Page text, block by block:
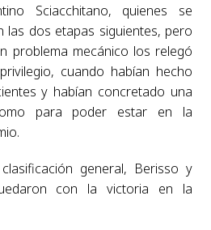
Sciacchitano, quienes se
las dos etapas siguientes, pero
problema mecánico los relegó
cuando habían hecho
y habían concretado una
para poder estar en la
general, Berisso y
con la victoria en la